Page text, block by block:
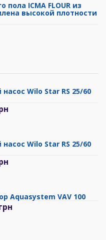
пола ICMA FLOUR из
высокой плотности
Wilo Star RS 25/60
Wilo Star RS 25/60
Aquasystem VAV 100